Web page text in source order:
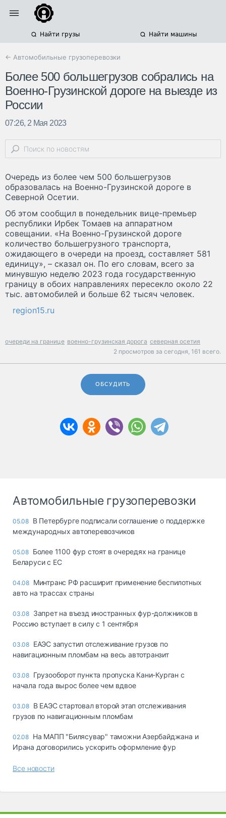
Найти грузы Найти машины
← Автомобильные грузоперевозки
Более 500 большегрузов собрались на
Военно-Грузинской дороге на выезде из
России
07:26, 2 Мая 2023
Очередь из более чем 500 большегрузов
образовалась на Военно-Грузинской дороге в
Северной Осетии.
Об этом сообщил в понедельник вице-премьер
республики Ирбек Томаев на аппаратном
совещании. «На Военно-Грузинской дороге
количество большегрузного транспорта,
ожидающего в очереди на проезд, составляет 581
единицу», – сказал он. По его словам, всего за
минувшую неделю 2023 года государственную
границу в обоих направлениях пересекло около 22
тыс. автомобилей и больше 62 тысяч человек.
region15.ru
очереди на границе военно-грузинская дорога северная осетия
2 просмотров за сегодня, 161 всего.
ОБСУДИТЬ
Автомобильные грузоперевозки
05.08 В Петербурге подписали соглашение о поддержке
международных автоперевозчиков
05.08 Более 1100 фур стоят в очередях на границе
Беларуси с ЕС
04.08 Минтранс РФ расширит применение беспилотных
авто на трассах страны
03.08 Запрет на въезд иностранных фур-должников в
Россию вступает в силу с 1 сентября
03.08 ЕАЭС запустил отслеживание грузов по
навигационным пломбам на весь автотранзит
03.08 Грузооборот пункта пропуска Кани-Курган с
начала года вырос более чем вдвое
03.08 В ЕАЭС стартовал второй этап отслеживания
грузов по навигационным пломбам
02.08 На МАПП "Билясувар" таможни Азербайджана и
Ирана договорились ускорить оформление фур
Все новости